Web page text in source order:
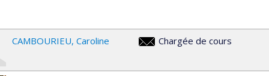
CAMBOURIEU Caroline
Chargée de cours